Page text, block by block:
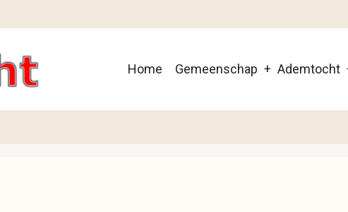
Main
Home Gemeenschap Ademtocht